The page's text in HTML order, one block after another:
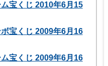
宝くじ 2010年6月15
宝くじ 2009年6月16
宝くじ 2009年6月16